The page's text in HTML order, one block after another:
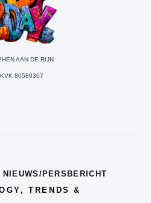
AAN DE RIJN
KVK 80589367
PERSBERICHT
TRENDS &